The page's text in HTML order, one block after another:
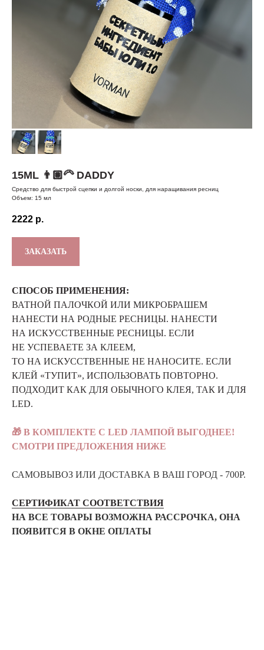
15ML 👨🏽‍🦳 DADDY
Средство для быстрой сцепки и долгой носки, для наращивания ресниц
Объем: 15 мл
2222 р.
ЗАКАЗАТЬ
СПОСОБ ПРИМЕНЕНИЯ:
ВАТНОЙ ПАЛОЧКОЙ ИЛИ МИКРОБРАШЕМ
НАНЕСТИ НА РОДНЫЕ РЕСНИЦЫ. НАНЕСТИ
НА ИСКУССТВЕННЫЕ РЕСНИЦЫ. ЕСЛИ
НЕ УСПЕВАЕТЕ ЗА КЛЕЕМ,
ТО НА ИСКУССТВЕННЫЕ НЕ НАНОСИТЕ. ЕСЛИ
КЛЕЙ «ТУПИТ», ИСПОЛЬЗОВАТЬ ПОВТОРНО.
ПОДХОДИТ КАК ДЛЯ ОБЫЧНОГО КЛЕЯ, ТАК И ДЛЯ
LED.
🎁 В КОМПЛЕКТЕ С LED ЛАМПОЙ ВЫГОДНЕЕ!
СМОТРИ ПРЕДЛОЖЕНИЯ НИЖЕ
САМОВЫВОЗ ИЛИ ДОСТАВКА В ВАШ ГОРОД - 700Р.
СЕРТИФИКАТ СООТВЕТСТВИЯ
НА ВСЕ ТОВАРЫ ВОЗМОЖНА РАССРОЧКА, ОНА
ПОЯВИТСЯ В ОКНЕ ОПЛАТЫ